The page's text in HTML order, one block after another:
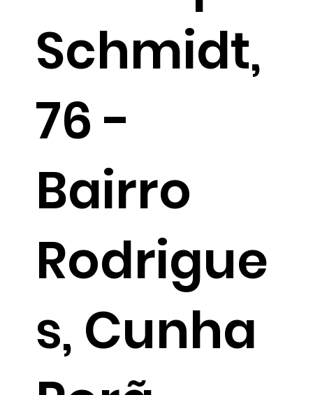
Schmidt,
76 -
Bairro
Rodrigue
s, Cunha